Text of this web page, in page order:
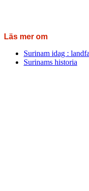
Läs mer om
Surinam idag :
Surinams historia